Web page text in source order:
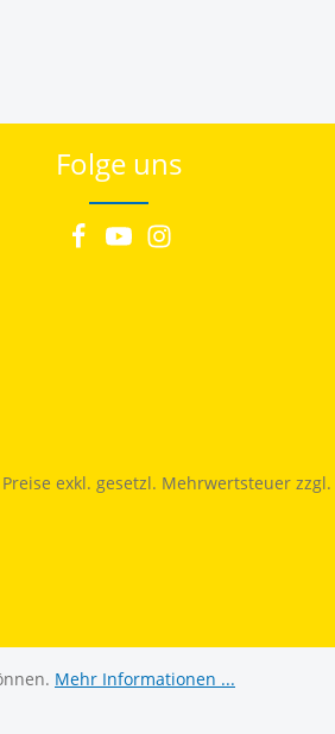
Folge uns
exkl. gesetzl. Mehrwertsteuer zzgl.
Mehr Informationen ...